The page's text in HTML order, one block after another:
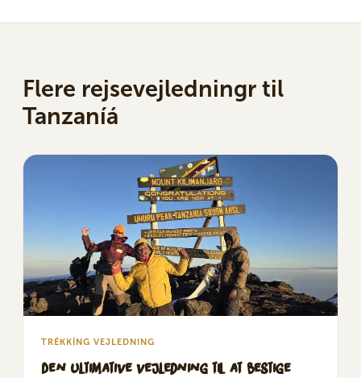
Flere rejsevejledningr til
Tanzaníá
TRÉKKÍNG VEJLEDNING
Den ultimative vejledning til at bestige